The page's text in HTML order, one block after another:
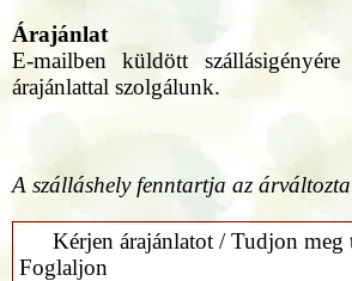
Árajánlat
E-mailben küldött szállásigényére
árajánlattal szolgálunk.
A szálláshely fenntartja az
Kérjen árajánlatot / Tudjon meg
Foglaljon